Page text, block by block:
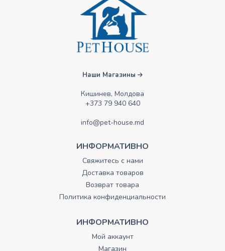
Наши Магазины
Кишинев, Молдова
+373 79 940 640
info@pet-house.md
ИНФОРМАТИВНО
Свяжитесь с нами
Доставка товаров
Возврат товара
Политика конфиденциальности
ИНФОРМАТИВНО
Мой аккаунт
Магазин